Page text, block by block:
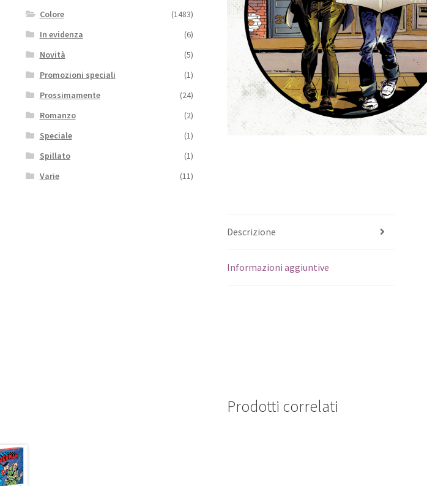
Descrizione
Informazioni aggiuntive
Prodotti correlati
Colore
(1483)
In evidenza
(6)
Novità
(5)
Promozioni speciali
(1)
Prossimamente
(24)
Romanzo
(2)
Speciale
(1)
Spillato
(1)
Varie
(11)